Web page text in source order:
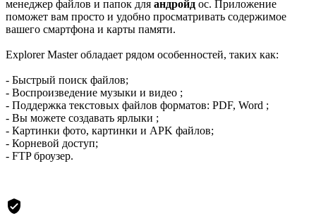
менеджер файлов и папок для андройд ос. Приложение
поможет вам просто и удобно просматривать содержимое
вашего смартфона и карты памяти.
Explorer Master обладает рядом особенностей, таких как:
- Быстрый поиск файлов;
- Воспроизведение музыки и видео ;
- Поддержка текстовых файлов форматов: PDF, Word ;
- Вы можете создавать ярлыки ;
- Картинки фото, картинки и APK файлов;
- Корневой доступ;
- FTP броузер.